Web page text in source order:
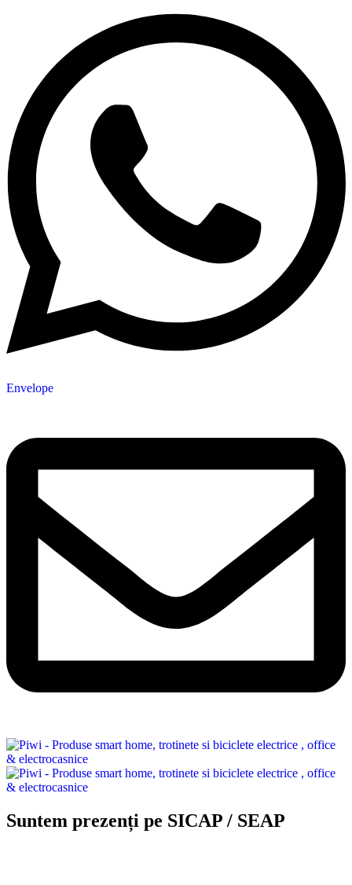
Envelope
Suntem prezenți pe SICAP / SEAP